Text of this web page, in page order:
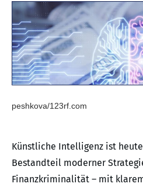
peshkova/123rf.com
Künstliche Intelligenz ist
Bestandteil moderner
Finanzkriminalität – mit